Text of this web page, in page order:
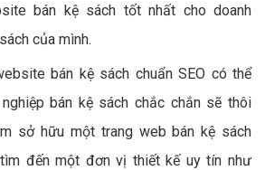
bán kệ sách tốt nhất cho doanh
của mình.
bán kệ sách chuẩn SEO có thể
bán kệ sách chắc chắn sẽ thôi
sở hữu một trang web bán kệ sách
đến một đơn vị thiết kế uy tín như